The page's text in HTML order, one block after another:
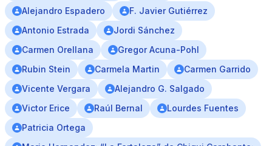
Alejandro Espadero
F. Javier Gutiérrez
Antonio Estrada
Jordi Sánchez
Carmen Orellana
Gregor Acuna-Pohl
Rubin Stein
Carmela Martin
Carmen Garrido
Vicente Vergara
Alejandro G. Salgado
Victor Erice
Raúl Bernal
Lourdes Fuentes
Patricia Ortega